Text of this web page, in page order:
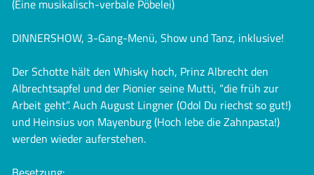
(Eine musikalisch-verbale Pöbelei)
DINNERSHOW, 3-Gang-Menü, Show und Tanz, inklusive!
Der Schotte hält den Whisky hoch, Prinz Albrecht den
Albrechtsapfel und der Pionier seine Mutti, “die früh zur
Arbeit geht”. Auch August Lingner (Odol Du riechst so gut!)
und Heinsius von Mayenburg (Hoch lebe die Zahnpasta!)
werden wieder auferstehen.